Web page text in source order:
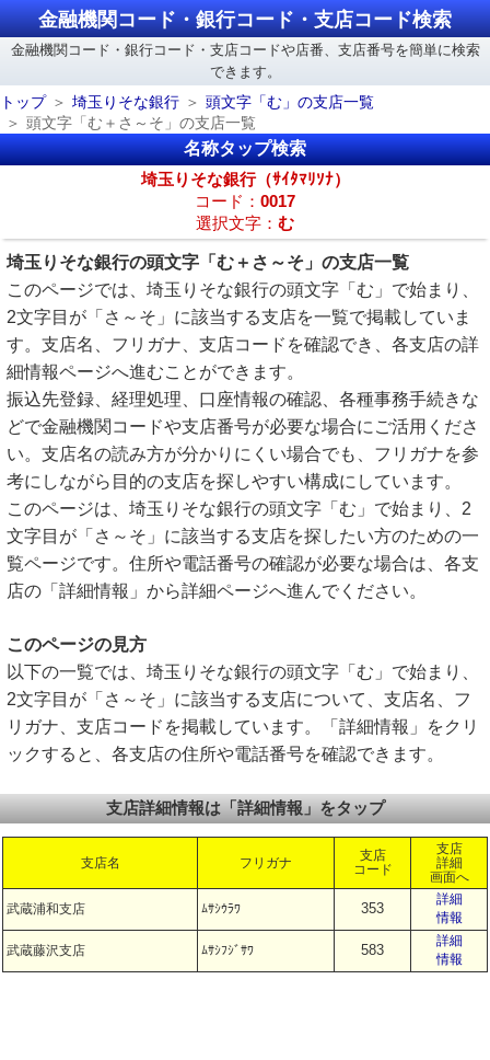
金融機関コード・銀行コード・支店コード検索
金融機関コード・銀行コード・支店コードや店番、支店番号を簡単に検索
できます。
トップ
埼玉りそな銀行
頭文字「む」の支店一覧
頭文字「む＋さ～そ」の支店一覧
名称タップ検索
埼玉りそな銀行（ｻｲﾀﾏﾘｿﾅ）
コード： 0017
選択文字： む
埼玉りそな銀行の頭文字「む＋さ～そ」の支店一覧
このページでは、埼玉りそな銀行の頭文字「む」で始まり、
2文字目が「さ～そ」に該当する支店を一覧で掲載していま
す。支店名、フリガナ、支店コードを確認でき、各支店の詳
細情報ページへ進むことができます。
振込先登録、経理処理、口座情報の確認、各種事務手続きな
どで金融機関コードや支店番号が必要な場合にご活用くださ
い。支店名の読み方が分かりにくい場合でも、フリガナを参
考にしながら目的の支店を探しやすい構成にしています。
このページは、埼玉りそな銀行の頭文字「む」で始まり、2
文字目が「さ～そ」に該当する支店を探したい方のための一
覧ページです。住所や電話番号の確認が必要な場合は、各支
店の「詳細情報」から詳細ページへ進んでください。
このページの見方
以下の一覧では、埼玉りそな銀行の頭文字「む」で始まり、
2文字目が「さ～そ」に該当する支店について、支店名、フ
リガナ、支店コードを掲載しています。「詳細情報」をクリ
ックすると、各支店の住所や電話番号を確認できます。
支店詳細情報は「詳細情報」をタップ
支店名 フリガナ
支店
コード
支店
詳細
画面へ
武蔵浦和支店 ﾑｻｼｳﾗﾜ 353
詳細
情報
武蔵藤沢支店 ﾑｻｼﾌｼﾞｻﾜ 583
詳細
情報